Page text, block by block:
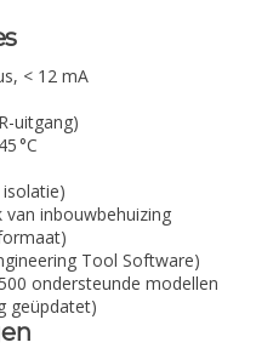
< 12 mA
uitgang)
°C
isolatie)
van inbouwbehuizing
Tool Software)
ondersteunde modellen
geüpdatet)